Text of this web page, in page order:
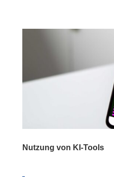
Nutzung von KI-Tools